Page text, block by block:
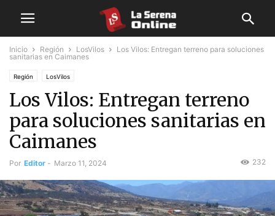
Inicio Región LosVilos
Los Vilos: Entregan terreno para soluciones
sanitarias en Caimanes
Región LosVilos
Los Vilos: Entregan terreno
para soluciones sanitarias en
Caimanes
Por Editor - Marzo 11, 2024 232